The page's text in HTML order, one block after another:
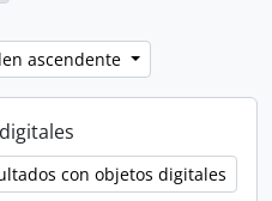
ascendente
con objetos digitales